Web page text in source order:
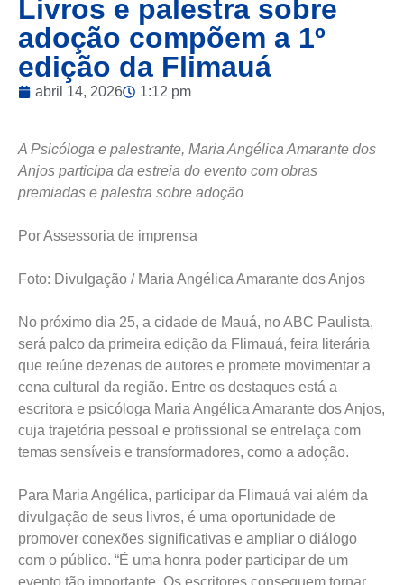
edição da Flimauá
abril 14, 2026 1:12 pm
A Psicóloga e palestrante, Maria Angélica Amarante dos
premiadas e palestra sobre adoção
Por Assessoria de imprensa
Foto: Divulgação / Maria Angélica Amarante dos Anjos
No próximo dia 25, a cidade de Mauá, no ABC Paulista,
que reúne dezenas de autores e promete movimentar a
cena cultural da região. Entre os destaques está a
escritora e psicóloga Maria Angélica Amarante dos Anjos,
cuja trajetória pessoal e profissional se entrelaça com
temas sensíveis e transformadores, como a adoção.
Para Maria Angélica, participar da Flimauá vai além da
promover conexões significativas e ampliar o diálogo
com o público. “É uma honra poder participar de um
evento tão importante. Os escritores conseguem tornar
seus trabalhos mais conhecidos, ampliam sua rede de
contatos e trocam experiências pessoais e profissionais”,